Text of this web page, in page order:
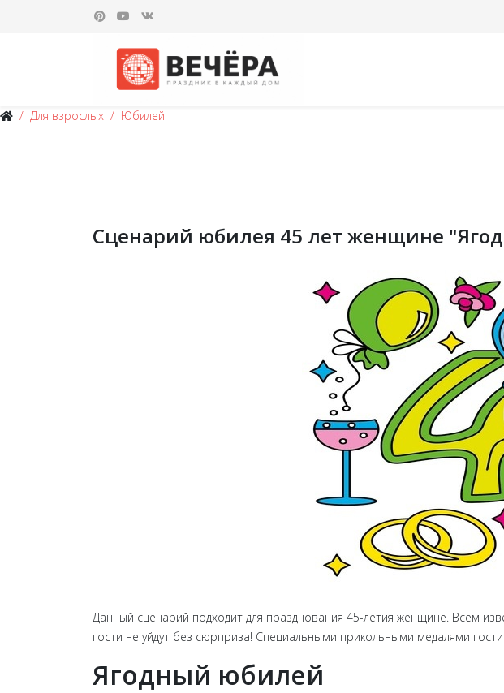
Для взрослых Юбилей
Сценарий юбилея 45 лет женщине
Данный сценарий подходит для празднования 45-летия женщине. Всем
гости не уйдут без сюрприза! Специальными прикольными медалями
Ягодный юбилей